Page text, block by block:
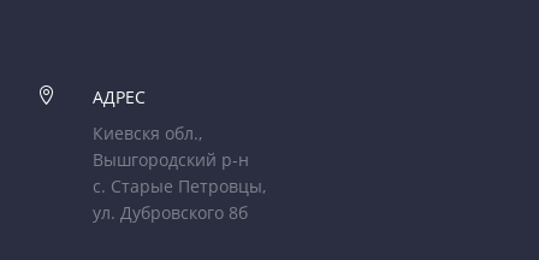

АДРЕС
Киевскя обл.,
Вышгородский р-н
с. Старые Петровцы,
ул. Дубровского 8б